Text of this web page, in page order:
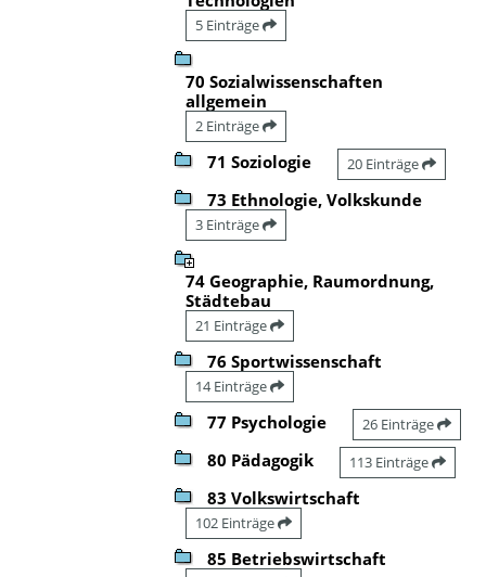
5 Einträge
70 Sozialwissenschaften
allgemein
2 Einträge
71 Soziologie 20 Einträge
73 Ethnologie, Volkskunde
3 Einträge
74 Geographie, Raumordnung,
Städtebau
21 Einträge
76 Sportwissenschaft
14 Einträge
77 Psychologie 26 Einträge
80 Pädagogik 113 Einträge
83 Volkswirtschaft
102 Einträge
85 Betriebswirtschaft